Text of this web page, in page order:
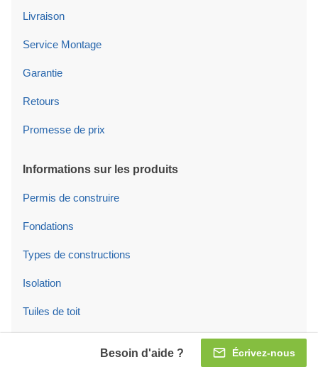
Écrivez-nous
Besoin d'aide ?
Livraison
Service Montage
Garantie
Retours
Promesse de prix
Informations sur les produits
Permis de construire
Fondations
Types de constructions
Isolation
Tuiles de toit